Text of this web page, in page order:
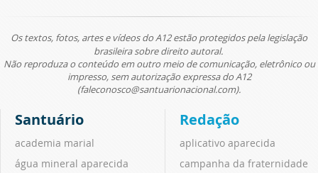
Os textos, fotos, artes e vídeos do A12 estão protegidos pela legislação
brasileira sobre direito autoral.
Não reproduza o conteúdo em outro meio de comunicação, eletrônico ou
impresso, sem autorização expressa do A12
(faleconosco@santuarionacional.com).
Santuário
academia marial
água mineral aparecida
Redação
aplicativo aparecida
campanha da fraternidade